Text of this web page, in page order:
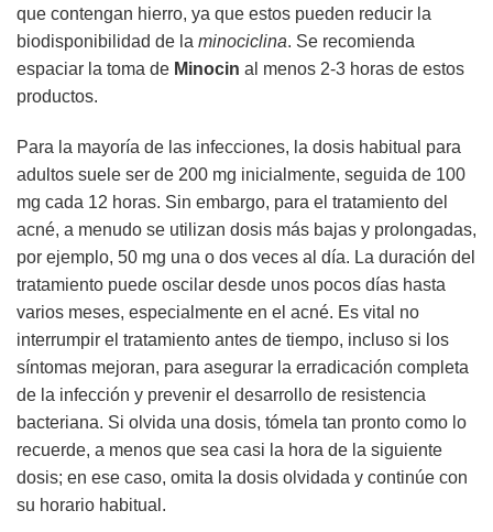
que contengan hierro, ya que estos pueden reducir la
biodisponibilidad de la minociclina. Se recomienda
espaciar la toma de Minocin al menos 2-3 horas de estos
productos.
Para la mayoría de las infecciones, la dosis habitual para
adultos suele ser de 200 mg inicialmente, seguida de 100
mg cada 12 horas. Sin embargo, para el tratamiento del
acné, a menudo se utilizan dosis más bajas y prolongadas,
por ejemplo, 50 mg una o dos veces al día. La duración del
tratamiento puede oscilar desde unos pocos días hasta
varios meses, especialmente en el acné. Es vital no
interrumpir el tratamiento antes de tiempo, incluso si los
síntomas mejoran, para asegurar la erradicación completa
de la infección y prevenir el desarrollo de resistencia
bacteriana. Si olvida una dosis, tómela tan pronto como lo
recuerde, a menos que sea casi la hora de la siguiente
dosis; en ese caso, omita la dosis olvidada y continúe con
su horario habitual.